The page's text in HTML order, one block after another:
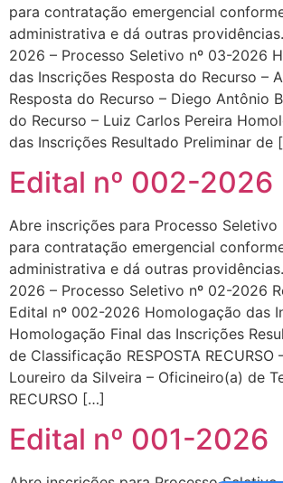
para contratação emergencial
administrativa e dá outras
2026 – Processo Seletivo nº 03-2026
das Inscrições Resposta do Recurso –
Resposta do Recurso – Diego Antônio
do Recurso – Luiz Carlos Pereira
das Inscrições Resultado Preliminar de
Edital nº 002-2026
Abre inscrições para Processo Seletivo
para contratação emergencial
administrativa e dá outras
2026 – Processo Seletivo nº 02-2026
Edital nº 002-2026 Homologação das
Homologação Final das Inscrições
de Classificação RESPOSTA RECURSO
Loureiro da Silveira – Oficineiro(a) de
RECURSO […]
Edital nº 001-2026